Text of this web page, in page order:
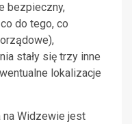
bezpieczny,
do tego, co
stały się trzy inne
lokalizacje
na Widzewie jest